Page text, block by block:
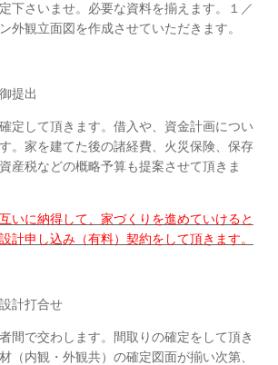
下さいませ。必要な資料を揃えます。１／
外観立面図を作成させていただきます。
御提出
定して頂きます。借入や、資金計画につい
。家を建てた後の諸経費、火災保険、保存
産税などの概略予算も提案させて頂きま
いに納得して、家づくりを進めていけると
計申し込み（有料）契約をして頂きます。
設計打合せ
間で交わします。間取りの確定をして頂き
（内観・外観共）の確定図面が揃い次第、